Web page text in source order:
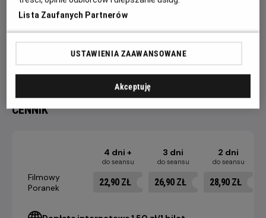
Projekcję Filmowych Poranków poprzedzają konkursy
i zabawy na sali kinowej.
Więcej aktualności, konkursów i relacji fotograficznych
dostępnych jest na profilu FB Helios Dla Dzieci.
CENNIK
4 dni +
do seansu
3 dni
do seansu
2 dni
do seansu
Filmowy
Poranek
22,90 ZŁ 26,90 ZŁ 28,90 ZŁ
Lista Zaufanych Partnerów
USTAWIENIA ZAAWANSOWANE
Akceptuję